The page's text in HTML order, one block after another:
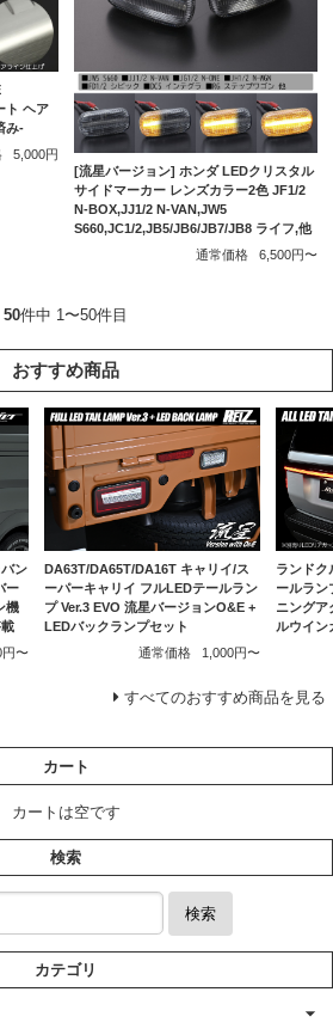
ト ヘア
み-
5,000円
[流星バージョン] ホンダ LEDクリスタル
サイドマーカー レンズカラー2色 JF1/2
N-BOX,JJ1/2 N-VAN,JW5
S660,JC1/2,JB5/JB6/JB7/JB8 ライフ,他
通常価格
6,500円〜
50件中 1〜50件目
おすすめ商品
ン
ー
機
円〜
DA63T/DA65T/DA16T キャリイ/ス
ーパーキャリイ フルLEDテールラン
プ Ver.3 EVO 流星バージョンO&E +
LEDバックランプセット
通常価格
1,000円〜
ランドク
ールラン
ニングア
ルウイン
すべてのおすすめ商品を見る
カート
カートは空です
検索
検索
カテゴリ